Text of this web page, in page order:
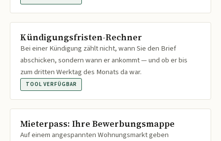
Kündigungsfristen-Rechner
Bei einer Kündigung zählt nicht, wann Sie den Brief
abschicken, sondern wann er ankommt — und ob er bis
zum dritten Werktag des Monats da war.
TOOL VERFÜGBAR
Mieterpass: Ihre Bewerbungsmappe
Auf einem angespannten Wohnungsmarkt geben